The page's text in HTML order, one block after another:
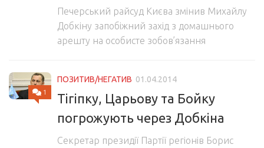
Печерський райсуд Києва змінив Михайлу
Добкіну запобіжний захід з домашнього
арешту на особисте зобов’язання
1
ПОЗИТИВ/НЕГАТИВ 01.04.2014
Тігіпку, Царьову та Бойку
погрожують через Добкіна
Секретар президії Партії регіонів Борис